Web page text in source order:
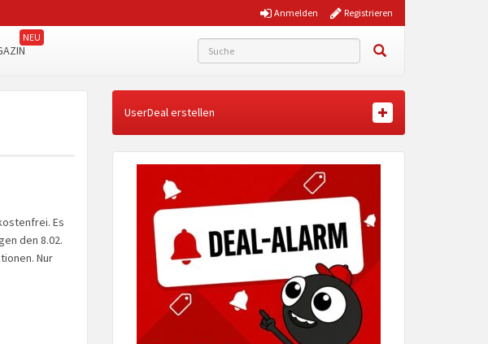
Registrieren
Anmelden
Es
den 8.02.
Nur
UserDeal erstellen